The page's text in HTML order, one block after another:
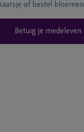
kaarsje of bestel bloemen
Betuig je medeleven